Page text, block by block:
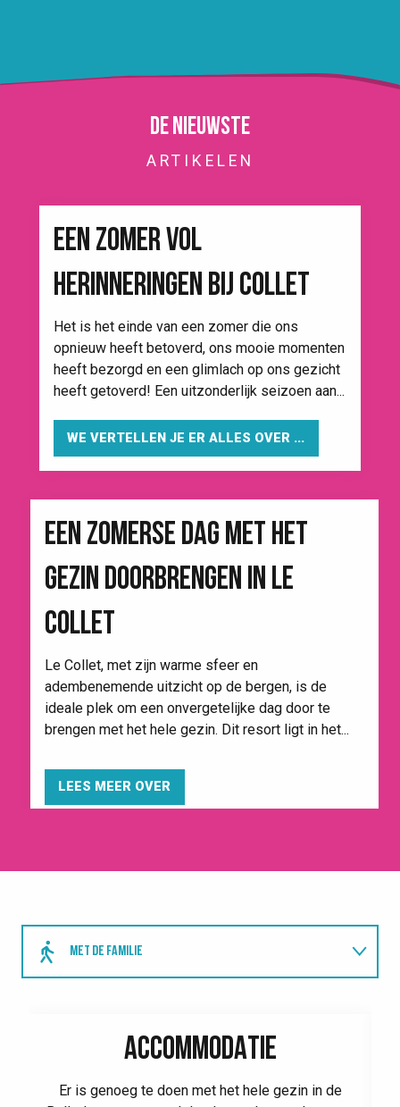
De nieuwste
ARTIKELEN
EEN ZOMER VOL
HERINNERINGEN BIJ COLLET
Het is het einde van een zomer die ons
opnieuw heeft betoverd, ons mooie momenten
heeft bezorgd en een glimlach op ons gezicht
heeft getoverd! Een uitzonderlijk seizoen aan...
WE VERTELLEN JE ER ALLES OVER ...
EEN ZOMERSE DAG MET HET
GEZIN DOORBRENGEN IN LE
COLLET
Le Collet, met zijn warme sfeer en
adembenemende uitzicht op de bergen, is de
ideale plek om een onvergetelijke dag door te
brengen met het hele gezin. Dit resort ligt in het...
LEES MEER OVER
MET DE FAMILIE
ACCOMMODATIE
Er is genoeg te doen met het hele gezin in de